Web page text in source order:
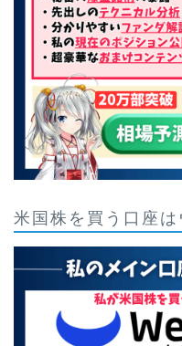
米国株を買う口座は